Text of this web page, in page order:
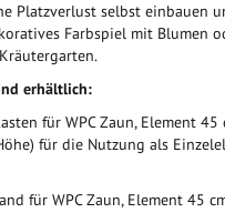
Platzverlust selbst einbauen
Farbspiel mit Blumen
erhältlich:
für WPC Zaun, Element 45
für die Nutzung als
für WPC Zaun, Element 45